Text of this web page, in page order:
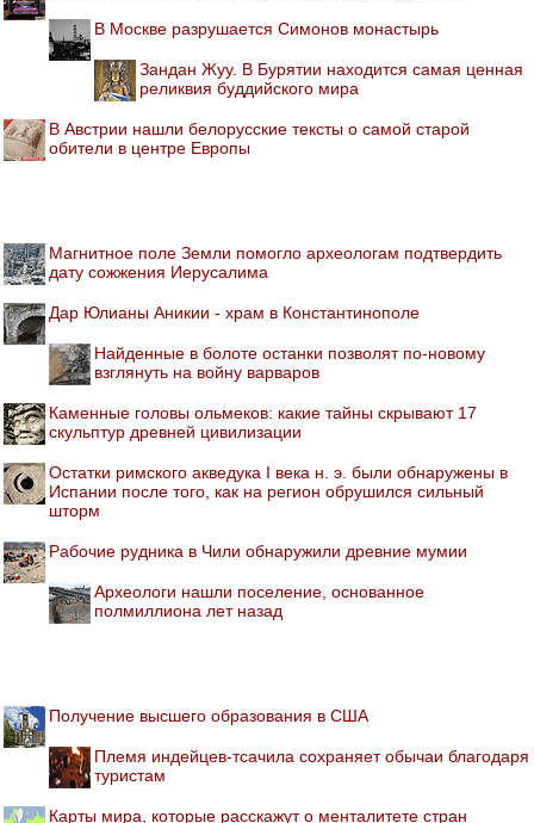
В Москве разрушается Симонов монастырь
Зандан Жуу. В Бурятии находится самая ценная
реликвия буддийского мира
В Австрии нашли белорусские тексты о самой старой
обители в центре Европы
Магнитное поле Земли помогло археологам подтвердить
дату сожжения Иерусалима
Дар Юлианы Аникии - храм в Константинополе
Найденные в болоте останки позволят по-новому
взглянуть на войну варваров
Каменные головы ольмеков: какие тайны скрывают 17
скульптур древней цивилизации
Остатки римского акведука I века н. э. были обнаружены в
Испании после того, как на регион обрушился сильный
шторм
Рабочие рудника в Чили обнаружили древние мумии
Археологи нашли поселение, основанное
полмиллиона лет назад
Получение высшего образования в США
Племя индейцев-тсачила сохраняет обычаи благодаря
туристам
Карты мира, которые расскажут о менталитете стран